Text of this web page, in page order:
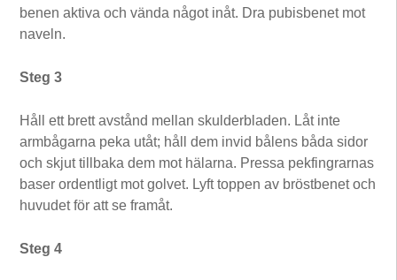
benen aktiva och vända något inåt. Dra pubisbenet mot
naveln.
Steg 3
Håll ett brett avstånd mellan skulderbladen. Låt inte
armbågarna peka utåt; håll dem invid bålens båda sidor
och skjut tillbaka dem mot hälarna. Pressa pekfingrarnas
baser ordentligt mot golvet. Lyft toppen av bröstbenet och
huvudet för att se framåt.
Steg 4